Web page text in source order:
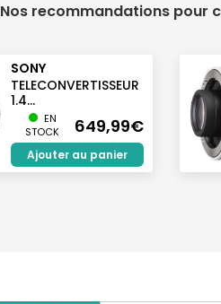
Nos recommandations pour
SONY
TELECONVERTISSEUR
1.4...
649,99€
EN
STOCK
Ajouter au panier